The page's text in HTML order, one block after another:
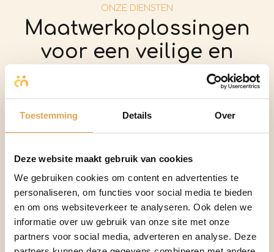
Toestemming Details Over
Deze website maakt gebruik van cookies
We gebruiken cookies om content en advertenties te
personaliseren, om functies voor social media te bieden
en om ons websiteverkeer te analyseren. Ook delen we
informatie over uw gebruik van onze site met onze
partners voor social media, adverteren en analyse. Deze
ONZE DIENSTEN
Maatwerkoplossingen
voor een veilige en
gezonde werkomgeving
organisatie versterken? Van een actuele RI&E tot een
vertrouwenspersoon, wij helpen je graag met
oplossingen die direct toepasbaar zijn in de praktijk.
Van Kasteren HR Services biedt Arbo- en
veiligheidsprojecten op maat, volledig afgestemd op de
behoeften van jouw bedrijf. Of het nu gaat om het